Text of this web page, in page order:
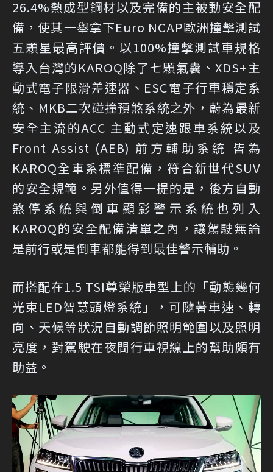
26.4%熱成型鋼材以及完備的主被動安全配
備，使其一舉拿下Euro NCAP歐洲撞擊測試
五顆星最高評價。以100%撞擊測試車規格
導入台灣的KAROQ除了七顆氣囊、XDS+主
動式電子限滑差速器、ESC電子行車穩定系
統、MKB二次碰撞預煞系統之外，蔚為最新
安全主流的ACC 主動式定速跟車系統以及
Front Assist (AEB) 前方輔助系統 皆為
KAROQ全車系標準配備，符合新世代SUV
的安全規範。另外值得一提的是，後方自動
煞停系統與倒車顯影警示系統也列入
KAROQ的安全配備清單之內，讓駕駛無論
是前行或是倒車都能得到最佳警示輔助。
而搭配在1.5 TSI尊榮版車型上的「動態幾何
光束LED智慧頭燈系統」，可隨著車速、轉
向、天候等狀況自動調節照明範圍以及照明
亮度，對駕駛在夜間行車視線上的幫助頗有
助益。